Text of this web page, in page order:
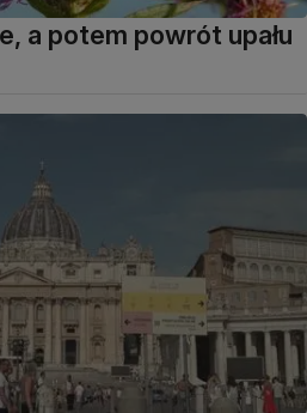
a potem powrót upału